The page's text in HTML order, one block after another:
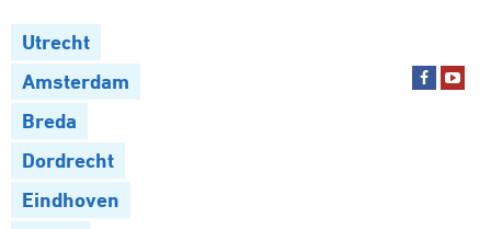
Utrecht
Amsterdam
Breda
Dordrecht
Eindhoven